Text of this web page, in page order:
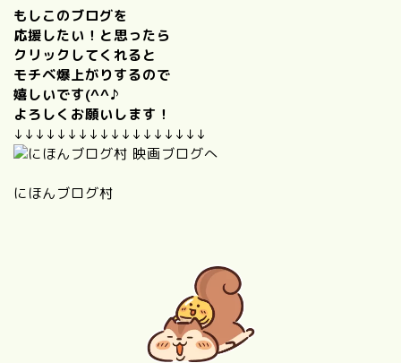
もしこのブログを
応援したい！と思ったら
クリックしてくれると
モチベ爆上がりするので
嬉しいです(^^♪
よろしくお願いします！
↓↓↓↓↓↓↓↓↓↓↓↓↓↓↓↓↓↓
にほんブログ村